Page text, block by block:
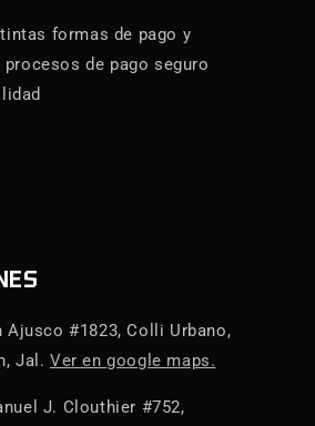
formas de pago y
de pago seguro
Ajusco #1823, Colli Urbano,
Jal. Ver en google maps.
J. Clouthier #752,